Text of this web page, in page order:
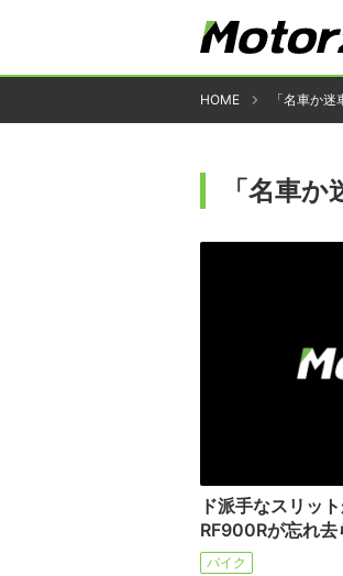
HOME 「名車か
「名車
ド派手なスリッ
RF900Rが忘れ
バイク